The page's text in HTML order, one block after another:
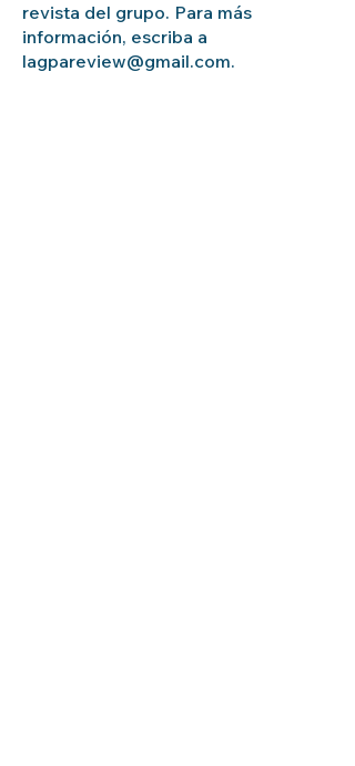
revista del grupo. Para más
información, escriba a
lagpareview@gmail.com.